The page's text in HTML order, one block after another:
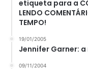
etiqueta para a
LENDO
TEMPO!
19/01/2005
Jennifer Garner:
09/11/2004